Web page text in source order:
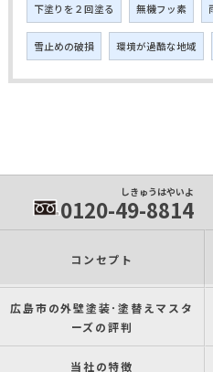
下塗りを２回塗る 無機フッ素
雪止めの破損 環境が過酷な地域
しきゅうはやいよ
0120-49-8814
コンセプト
広島市の外壁塗装･塗替えマスタ
ーズの評判
当社の特徴